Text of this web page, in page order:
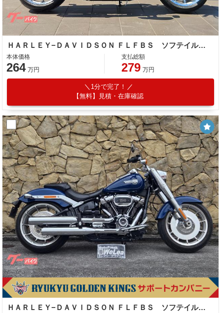
ＨＡＲＬＥＹ−ＤＡＶＩＤＳＯＮ ＦＬＦＢＳ ソフテイルファットボーイ１１４
本体価格
264 万円
支払総額
279 万円
1分で完了！
【無料】見積・在庫確認
ＨＡＲＬＥＹ−ＤＡＶＩＤＳＯＮ ＦＬＦＢＳ ソフテイルファットボーイ１１４